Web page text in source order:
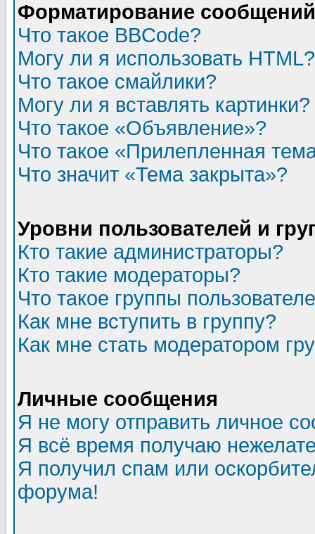
Форматирование
Что такое BBCode?
Могу ли я использовать HTML?
Что такое смайлики?
Могу ли я вставлять картинки?
Что такое «Объявление»?
Что такое «Прилепленная
Что значит «Тема закрыта»?
Уровни пользователей и
Кто такие администраторы?
Кто такие модераторы?
Что такое группы
Как мне вступить в группу?
Как мне стать модератором
Личные сообщения
Я не могу отправить личное
Я всё время получаю
Я получил спам или
форума!